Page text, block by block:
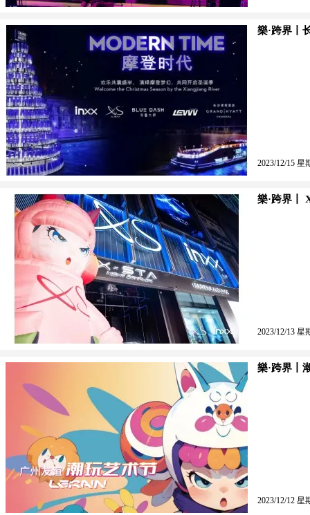
樂·跨界丨
2023/12/15 星
樂·跨界丨
2023/12/13 星
樂·跨界丨
2023/12/12 星